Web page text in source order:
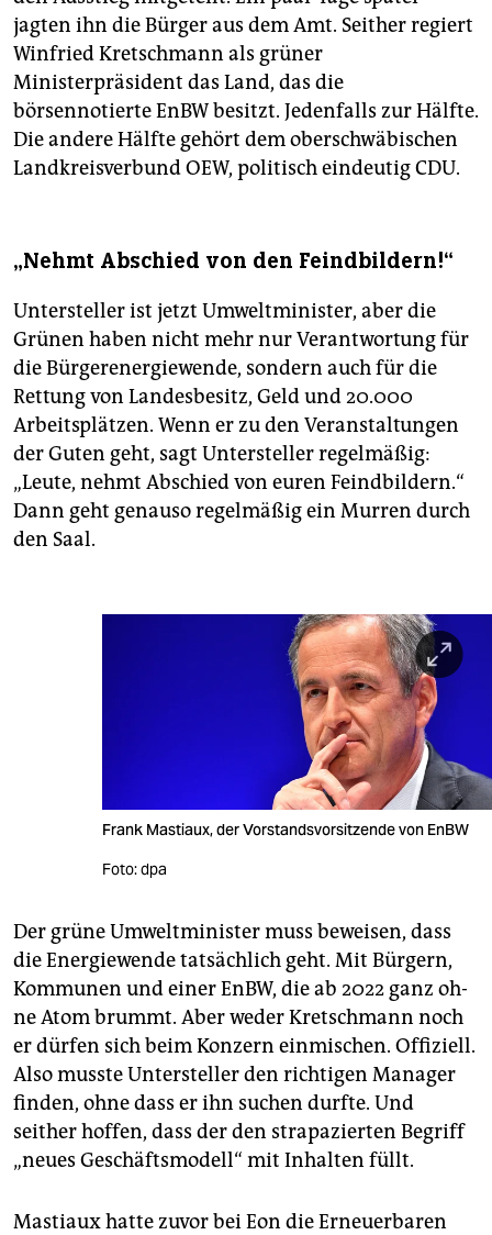
jagten ihn die Bürger aus dem Amt. Seither regiert
Winfried Kretschmann als grüner
Ministerpräsident das Land, das die
börsennotierte EnBW besitzt. Jedenfalls zur Hälfte.
Die andere Hälfte gehört dem oberschwäbischen
Landkreisverbund OEW, politisch eindeutig CDU.
„Nehmt Abschied von den Feindbildern!“
Untersteller ist jetzt Umweltminister, aber die
Grünen haben nicht mehr nur Verantwortung für
die Bürgerenergiewende, sondern auch für die
Rettung von Landesbesitz, Geld und 20.000
Arbeitsplätzen. Wenn er zu den Veranstaltungen
der Guten geht, sagt Untersteller regelmäßig:
„Leute, nehmt Abschied von euren Feindbildern.“
Dann geht genauso regelmäßig ein Murren durch
den Saal.
Frank Mastiaux, der Vorstandsvorsitzende von EnBW
Foto: dpa
Der grüne Umweltminister muss beweisen, dass
die Energiewende tatsächlich geht. Mit Bürgern,
Kommunen und einer EnBW, die ab 2022 ganz oh­
ne Atom brummt. Aber weder Kretschmann noch
er dürfen sich beim Konzern einmischen. Offiziell.
Also musste Untersteller den richtigen Manager
finden, ohne dass er ihn suchen durfte. Und
seither hoffen, dass der den strapazierten Begriff
„neues Geschäftsmodell“ mit Inhalten füllt.
Mastiaux hatte zuvor bei Eon die Erneuerbaren